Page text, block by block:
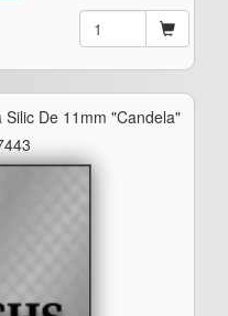
Silic De 11mm "candela"